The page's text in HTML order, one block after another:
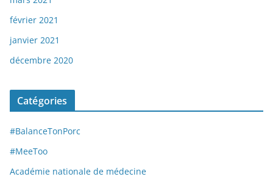
février 2021
janvier 2021
décembre 2020
Catégories
#BalanceTonPorc
#MeeToo
Académie nationale de médecine